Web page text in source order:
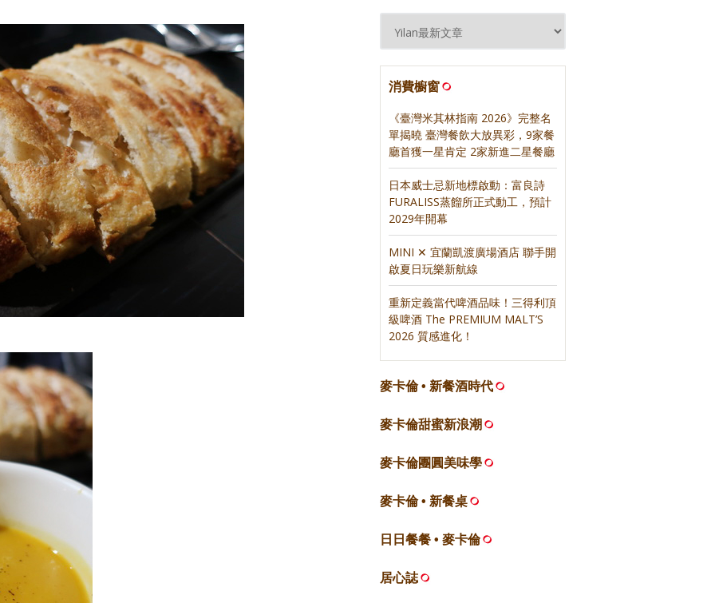
消費櫥窗
《臺灣米其林指南 2026》完整名
單揭曉 臺灣餐飲大放異彩，9家餐
廳首獲一星肯定 2家新進二星餐廳
日本威士忌新地標啟動：富良詩
FURALISS蒸餾所正式動工，預計
2029年開幕
MINI ✕ 宜蘭凱渡廣場酒店 聯手開
啟夏日玩樂新航線
重新定義當代啤酒品味！三得利頂
級啤酒 The PREMIUM MALT’S
2026 質感進化！
麥卡倫 • 新餐酒時代
麥卡倫甜蜜新浪潮
麥卡倫團圓美味學
麥卡倫 • 新餐桌
日日餐餐 • 麥卡倫
居心誌